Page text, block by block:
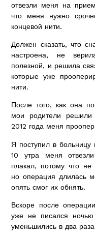
отвезли меня на
что меня нужно
концевой нити.
Должен сказать, что
настроена, не
полезной, и решила
которые уже
нити.
После того, как она
мои родители
2012 года меня
Я поступил в больницу
10 утра меня
плакал, потому что не
но операция длилась
опять смог их обнять.
Вскоре после
уже не писался
уменьшились в два